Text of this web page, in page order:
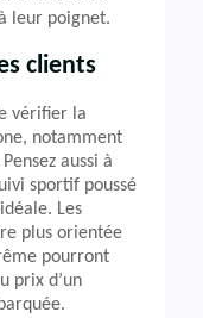
leur poignet.
clients
vérifier la
notamment
aussi à
sportif poussé
Les
plus orientée
pourront
prix d’un